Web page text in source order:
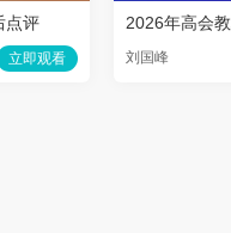
点评
立即观看 刘国峰